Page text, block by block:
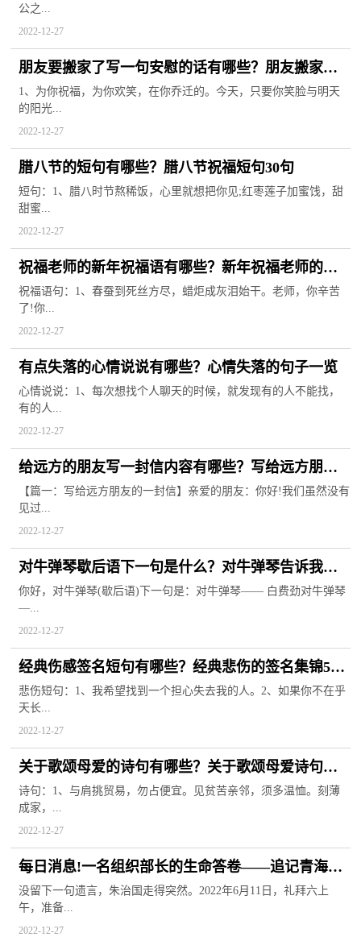
公之...
2022-12-27
朋友要搬家了写一句安慰的话有哪些？朋友搬家祝
福语
1、为你祝福，为你欢笑，在你乔迁的。今天，只要你笑脸与明天
的阳光...
2022-12-27
腊八节的短句有哪些？腊八节祝福短句30句
短句：1、腊八时节熬稀饭，心里就想把你见;红枣莲子加蜜饯，甜
甜蜜...
2022-12-27
祝福老师的新年祝福语有哪些？新年祝福老师的祝
福语简短2023
祝福语句：1、春蚕到死丝方尽，蜡炬成灰泪始干。老师，你辛苦
了!你...
2022-12-27
有点失落的心情说说有哪些？心情失落的句子一览
心情说说：1、每次想找个人聊天的时候，就发现有的人不能找，
有的人...
2022-12-27
给远方的朋友写一封信内容有哪些？写给远方朋友
的一封信精选8篇
【篇一：写给远方朋友的一封信】亲爱的朋友：你好!我们虽然没有
见过...
2022-12-27
对牛弹琴歇后语下一句是什么？对牛弹琴告诉我们
什么道理？
你好，对牛弹琴(歇后语)下一句是：对牛弹琴—— 白费劲对牛弹琴
—...
2022-12-27
经典伤感签名短句有哪些？经典悲伤的签名集锦50
句
悲伤短句：1、我希望找到一个担心失去我的人。2、如果你不在乎
天长...
2022-12-27
关于歌颂母爱的诗句有哪些？关于歌颂母爱诗句大
全
诗句：1、与肩挑贸易，勿占便宜。见贫苦亲邻，须多温恤。刻薄
成家，...
2022-12-27
每日消息!一名组织部长的生命答卷——追记青海省
委组织部原副部长朱治国
没留下一句遗言，朱治国走得突然。2022年6月11日，礼拜六上
午，准备...
2022-12-27